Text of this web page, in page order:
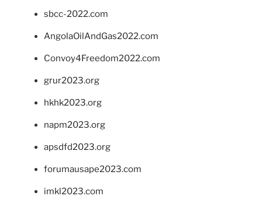
sbcc-2022.com
AngolaOilAndGas2022.com
Convoy4Freedom2022.com
grur2023.org
hkhk2023.org
napm2023.org
apsdfd2023.org
forumausape2023.com
imkl2023.com